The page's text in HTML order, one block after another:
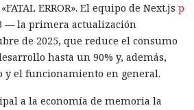
ERROR». El equipo de Next.js p
— la primera actualización
de 2025, que reduce el consumo
hasta un 90% y, además,
y el funcionamiento en general.
a la economía de memoria la